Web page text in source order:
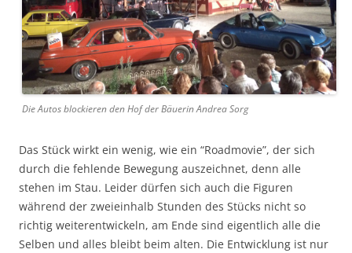
Die Autos blockieren den Hof der Bäuerin Andrea Sorg
Das Stück wirkt ein wenig, wie ein “Roadmovie”, der sich
durch die fehlende Bewegung auszeichnet, denn alle
stehen im Stau. Leider dürfen sich auch die Figuren
während der zweieinhalb Stunden des Stücks nicht so
richtig weiterentwickeln, am Ende sind eigentlich alle die
Selben und alles bleibt beim alten. Die Entwicklung ist nur